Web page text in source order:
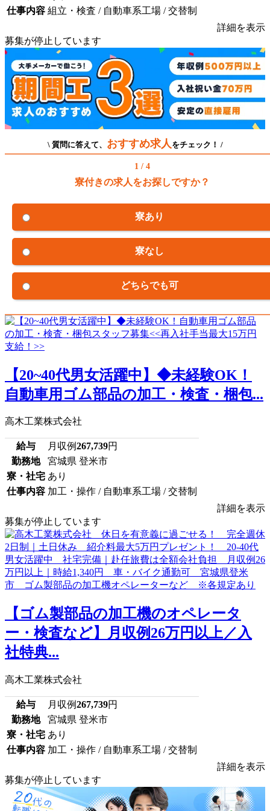
仕事内容 組立・検査 / 自動車系工場 / 交替制
詳細を表示
募集が停止しています
\ 質問に答えて、 おすすめ求人 をチェック！ /
1 / 4
寮付きの求人をお探しですか？
寮あり
寮なし
どちらでも可
【20~40代男女活躍中】◆未経験OK！
自動車用ゴム部品の加工・検査・梱包...
高木工業株式会社
給与 月収例267,739円
勤務地
宮城県 登米市
寮・社宅 あり
仕事内容 加工・操作 / 自動車系工場 / 交替制
詳細を表示
募集が停止しています
【ゴム製部品の加工機のオペレータ
ー・検査など】月収例26万円以上／入
社特典...
高木工業株式会社
給与 月収例267,739円
勤務地
宮城県 登米市
寮・社宅 あり
仕事内容 加工・操作 / 自動車系工場 / 交替制
詳細を表示
募集が停止しています